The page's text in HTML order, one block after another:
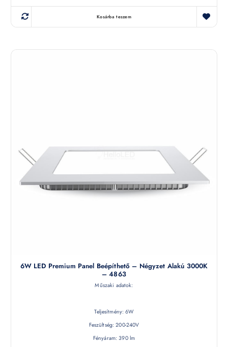
Kosárba teszem
6W LED Premium Panel Beépíthető – Négyzet Alakú 3000K
– 4863
Műszaki adatok:
Teljesítmény: 6W
Feszültség: 200-240V
Fényáram: 390 lm